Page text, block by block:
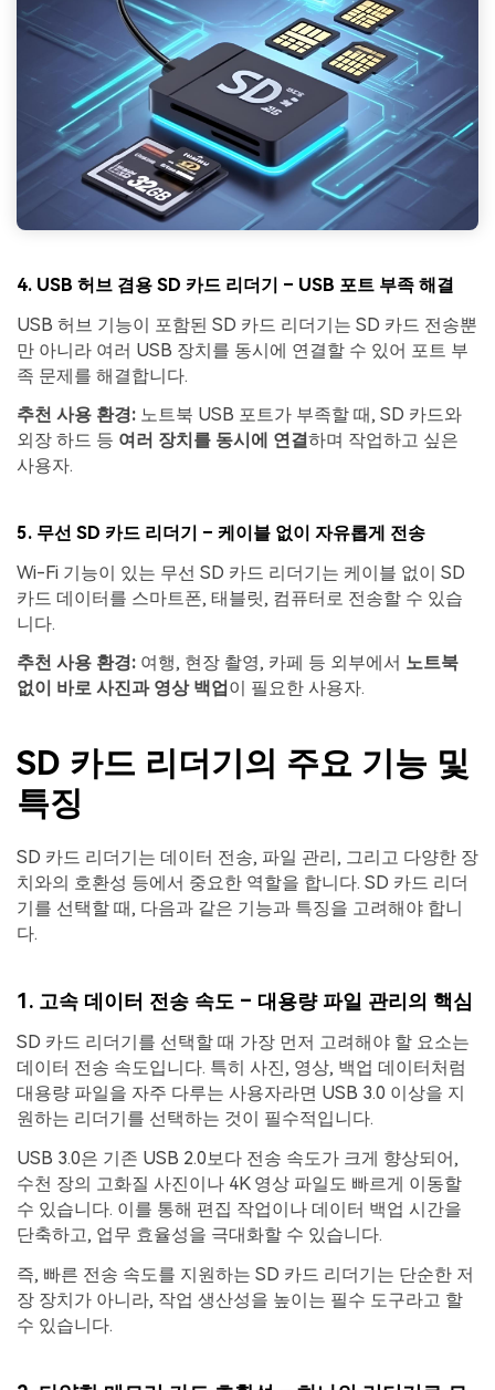
4. USB 허브 겸용 SD 카드 리더기 – USB 포트 부족 해결
USB 허브 기능이 포함된 SD 카드 리더기는 SD 카드 전송뿐
만 아니라 여러 USB 장치를 동시에 연결할 수 있어 포트 부
족 문제를 해결합니다.
추천 사용 환경: 노트북 USB 포트가 부족할 때, SD 카드와
외장 하드 등 여러 장치를 동시에 연결하며 작업하고 싶은
사용자.
5. 무선 SD 카드 리더기 – 케이블 없이 자유롭게 전송
Wi-Fi 기능이 있는 무선 SD 카드 리더기는 케이블 없이 SD
카드 데이터를 스마트폰, 태블릿, 컴퓨터로 전송할 수 있습
니다.
추천 사용 환경: 여행, 현장 촬영, 카페 등 외부에서 노트북
없이 바로 사진과 영상 백업 이 필요한 사용자.
SD 카드 리더기의 주요 기능 및
특징
SD 카드 리더기는 데이터 전송, 파일 관리, 그리고 다양한 장
치와의 호환성 등에서 중요한 역할을 합니다. SD 카드 리더
기를 선택할 때, 다음과 같은 기능과 특징을 고려해야 합니
다.
1. 고속 데이터 전송 속도 – 대용량 파일 관리의 핵심
SD 카드 리더기를 선택할 때 가장 먼저 고려해야 할 요소는
데이터 전송 속도입니다. 특히 사진, 영상, 백업 데이터처럼
대용량 파일을 자주 다루는 사용자라면 USB 3.0 이상을 지
원하는 리더기를 선택하는 것이 필수적입니다.
USB 3.0은 기존 USB 2.0보다 전송 속도가 크게 향상되어,
수천 장의 고화질 사진이나 4K 영상 파일도 빠르게 이동할
수 있습니다. 이를 통해 편집 작업이나 데이터 백업 시간을
단축하고, 업무 효율성을 극대화할 수 있습니다.
즉, 빠른 전송 속도를 지원하는 SD 카드 리더기는 단순한 저
장 장치가 아니라, 작업 생산성을 높이는 필수 도구라고 할
수 있습니다.